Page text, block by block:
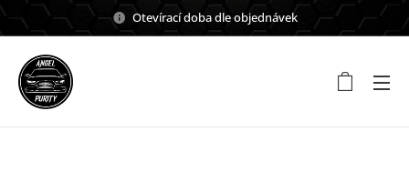
Otevírací doba dle objednávek